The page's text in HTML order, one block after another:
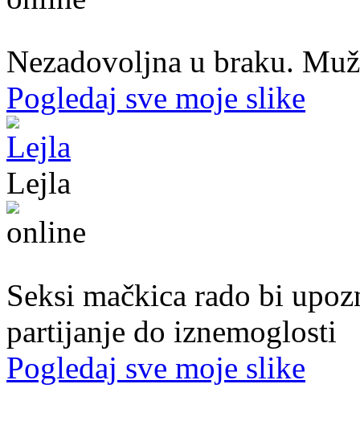
Nezadovoljna u braku.
Pogledaj sve moje slike
Lejla
Seksi mačkica rado bi
partijanje do iznemoglosti
Pogledaj sve moje slike